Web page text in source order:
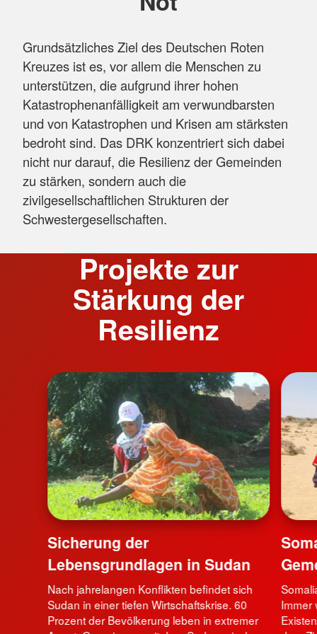
Grundsätzliches Ziel des Deutschen Roten
Kreuzes ist es, vor allem die Menschen zu
unterstützen, die aufgrund ihrer hohen
Katastrophenanfälligkeit am verwundbarsten
und von Katastrophen und Krisen am stärksten
bedroht sind. Das DRK konzentriert sich dabei
nicht nur darauf, die Resilienz der Gemeinden
zu stärken, sondern auch die
zivilgesellschaftlichen Strukturen der
Schwestergesellschaften.
Projekte zur
Stärkung der
Resilienz
Sicherung der
Lebensgrundlagen in Sudan
Nach jahrelangen Konflikten befindet sich
Sudan in einer tiefen Wirtschaftskrise. 60
Prozent der Bevölkerung leben in extremer
Immer